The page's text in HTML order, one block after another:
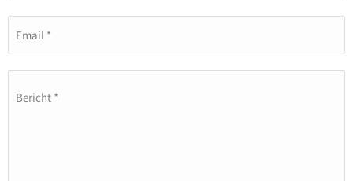
Email *
Bericht *